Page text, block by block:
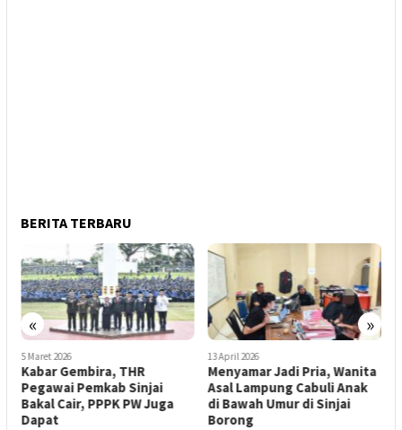
BERITA TERBARU
« »
5 Maret 2026
Kabar Gembira, THR
Pegawai Pemkab Sinjai
Bakal Cair, PPPK PW Juga
Dapat
13 April 2026
Menyamar Jadi Pria, Wanita
Asal Lampung Cabuli Anak
di Bawah Umur di Sinjai
Borong